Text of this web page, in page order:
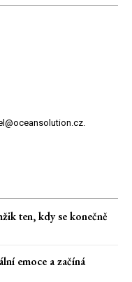
ten, kdy se konečně
emoce a začíná